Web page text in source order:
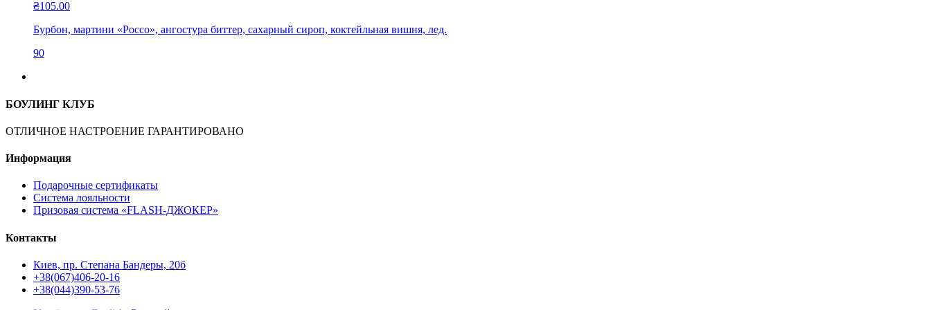
₴105.00
Бурбон, мартини «Россо», ангостура биттер, сахарный сироп, коктейльная вишня, лед.
90
БОУЛИНГ КЛУБ
ОТЛИЧНОЕ НАСТРОЕНИЕ ГАРАНТИРОВАНО
Информация
Подарочные сертификаты
Система лояльности
Призовая система «FLASH-ДЖОКЕР»
Контакты
Киев, пр. Степана Бандеры, 20б
+38(067)406-20-16
+38(044)390-53-76